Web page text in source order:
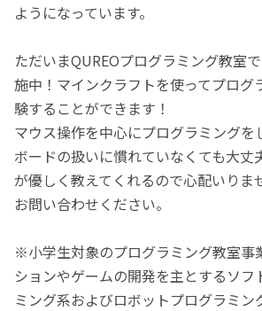
ようになっています。
ただいまQUREOプログラミング教室
施中！マインクラフトを使ってプログ
験することができます！
マウス操作を中心にプログラミングを
ボードの扱いに慣れていなくても大丈
が優しく教えてくれるので心配いりま
お問い合わせください。
※小学生対象のプログラミング教室事
ションやゲームの開発を主とするソフ
ミング系およびロボットプログラミン